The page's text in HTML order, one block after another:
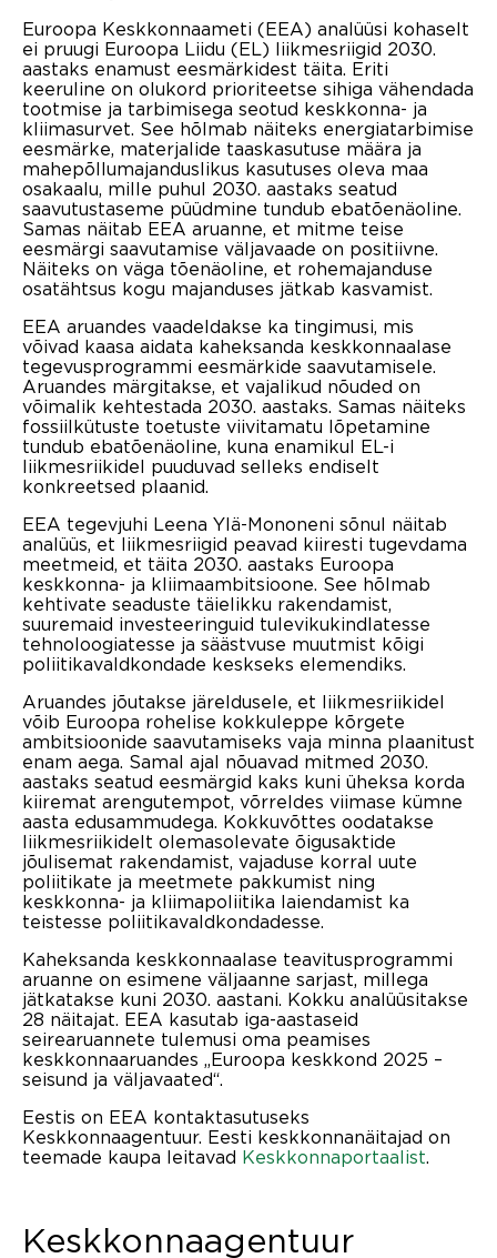
Euroopa Keskkonnaameti (EEA) analüüsi kohaselt
ei pruugi Euroopa Liidu (EL) liikmesriigid 2030.
aastaks enamust eesmärkidest täita. Eriti
keeruline on olukord prioriteetse sihiga vähendada
tootmise ja tarbimisega seotud keskkonna- ja
kliimasurvet. See hõlmab näiteks energiatarbimise
eesmärke, materjalide taaskasutuse määra ja
mahepõllumajanduslikus kasutuses oleva maa
osakaalu, mille puhul 2030. aastaks seatud
saavutustaseme püüdmine tundub ebatõenäoline.
Samas näitab EEA aruanne, et mitme teise
eesmärgi saavutamise väljavaade on positiivne.
Näiteks on väga tõenäoline, et rohemajanduse
osatähtsus kogu majanduses jätkab kasvamist.
EEA aruandes vaadeldakse ka tingimusi, mis
võivad kaasa aidata kaheksanda keskkonnaalase
tegevusprogrammi eesmärkide saavutamisele.
Aruandes märgitakse, et vajalikud nõuded on
võimalik kehtestada 2030. aastaks. Samas näiteks
fossiilkütuste toetuste viivitamatu lõpetamine
tundub ebatõenäoline, kuna enamikul EL-i
liikmesriikidel puuduvad selleks endiselt
konkreetsed plaanid.
EEA tegevjuhi Leena Ylä-Mononeni sõnul näitab
analüüs, et liikmesriigid peavad kiiresti tugevdama
meetmeid, et täita 2030. aastaks Euroopa
keskkonna- ja kliimaambitsioone. See hõlmab
kehtivate seaduste täielikku rakendamist,
suuremaid investeeringuid tulevikukindlatesse
tehnoloogiatesse ja säästvuse muutmist kõigi
poliitikavaldkondade keskseks elemendiks.
Aruandes jõutakse järeldusele, et liikmesriikidel
võib Euroopa rohelise kokkuleppe kõrgete
ambitsioonide saavutamiseks vaja minna plaanitust
enam aega. Samal ajal nõuavad mitmed 2030.
aastaks seatud eesmärgid kaks kuni üheksa korda
kiiremat arengutempot, võrreldes viimase kümne
aasta edusammudega. Kokkuvõttes oodatakse
liikmesriikidelt olemasolevate õigusaktide
jõulisemat rakendamist, vajaduse korral uute
poliitikate ja meetmete pakkumist ning
keskkonna- ja kliimapoliitika laiendamist ka
teistesse poliitikavaldkondadesse.
Kaheksanda keskkonnaalase teavitusprogrammi
aruanne on esimene väljaanne sarjast, millega
jätkatakse kuni 2030. aastani. Kokku analüüsitakse
28 näitajat. EEA kasutab iga-aastaseid
seirearuannete tulemusi oma peamises
keskkonnaaruandes „Euroopa keskkond 2025 –
seisund ja väljavaated“.
Eestis on EEA kontaktasutuseks
Keskkonnaagentuur. Eesti keskkonnanäitajad on
teemade kaupa leitavad Keskkonnaportaalist.
Keskkonnaagentuur